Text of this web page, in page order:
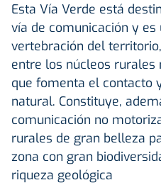
Esta Vía Verde está
vía de comunicación y
vertebración del
entre los núcleos
que fomenta el contacto
natural. Constituye,
comunicación no
rurales de gran belleza
zona con gran
riqueza geológica